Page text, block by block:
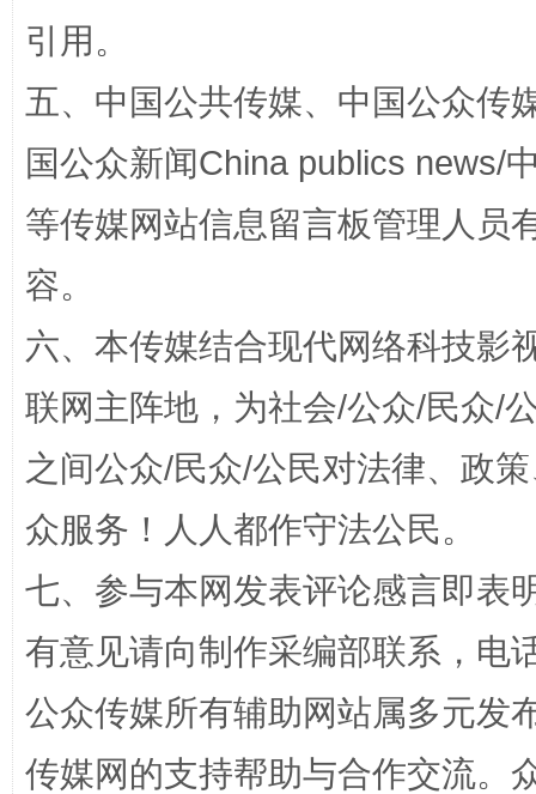
招工难、用工荒背后
引用。
五、中国公共传媒、中国公众传
国公众新闻China publics news/
等传媒网站信息留言板管理人员
容。
六、本传媒结合现代网络科技影
联网主阵地，为社会/公众/民众/
之间公众/民众/公民对法律、政
众服务！人人都作守法公民。
七、参与本网发表评论感言即表
有意见请向制作采编部联系，电
公众传媒所有辅助网站属多元发
传媒网的支持帮助与合作交流。